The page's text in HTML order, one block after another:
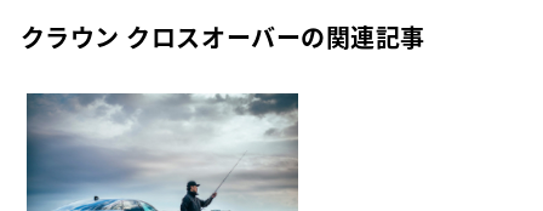
クラウン クロスオーバーの関連記事